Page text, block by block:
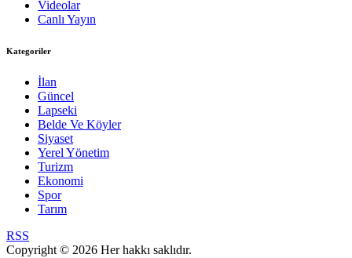
Videolar
Canlı Yayın
Kategoriler
İlan
Güncel
Lapseki
Belde Ve Köyler
Siyaset
Yerel Yönetim
Turizm
Ekonomi
Spor
Tarım
RSS
Copyright © 2026 Her hakkı saklıdır.